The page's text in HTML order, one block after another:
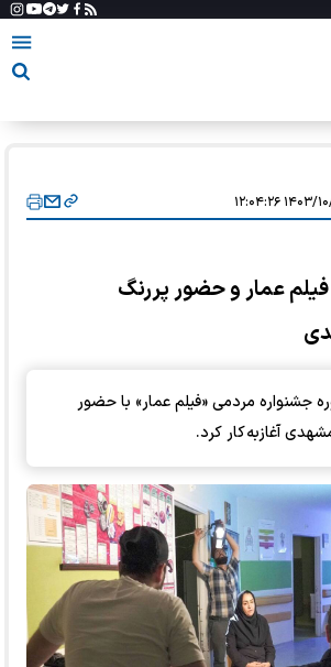
۱۲ ۱۲:۰۴:۲۶
عمار و حضور پررنگ
جشنواره مردمی «فیلم عمار» با حضور
آغازبه کار کرد.